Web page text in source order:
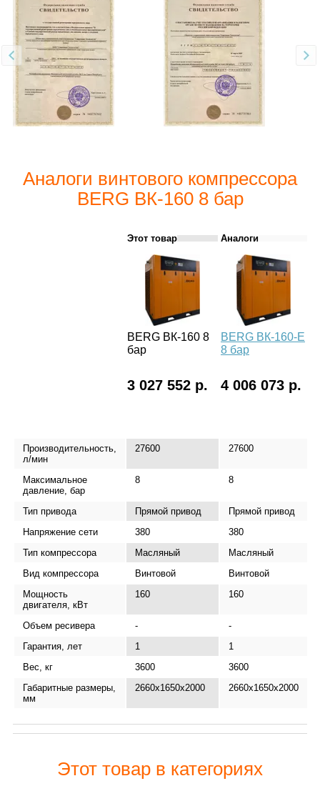
Аналоги винтового компрессора
BERG ВК-160 8 бар
Этот товар Аналоги
BERG ВК-160 8
бар
BERG ВК-160-Е
8 бар
3 027 552 р. 4 006 073 р.
Производительность,
л/мин
27600 27600
Максимальное
давление, бар
8 8
Тип привода Прямой привод Прямой привод
Напряжение сети
380 380
Тип компрессора
Масляный Масляный
Вид компрессора
Винтовой Винтовой
Мощность
двигателя, кВт
160 160
Объем ресивера - -
Гарантия, лет
1 1
Вес, кг
3600 3600
Габаритные размеры,
мм
2660х1650х2000 2660х1650х2000
Этот товар в категориях